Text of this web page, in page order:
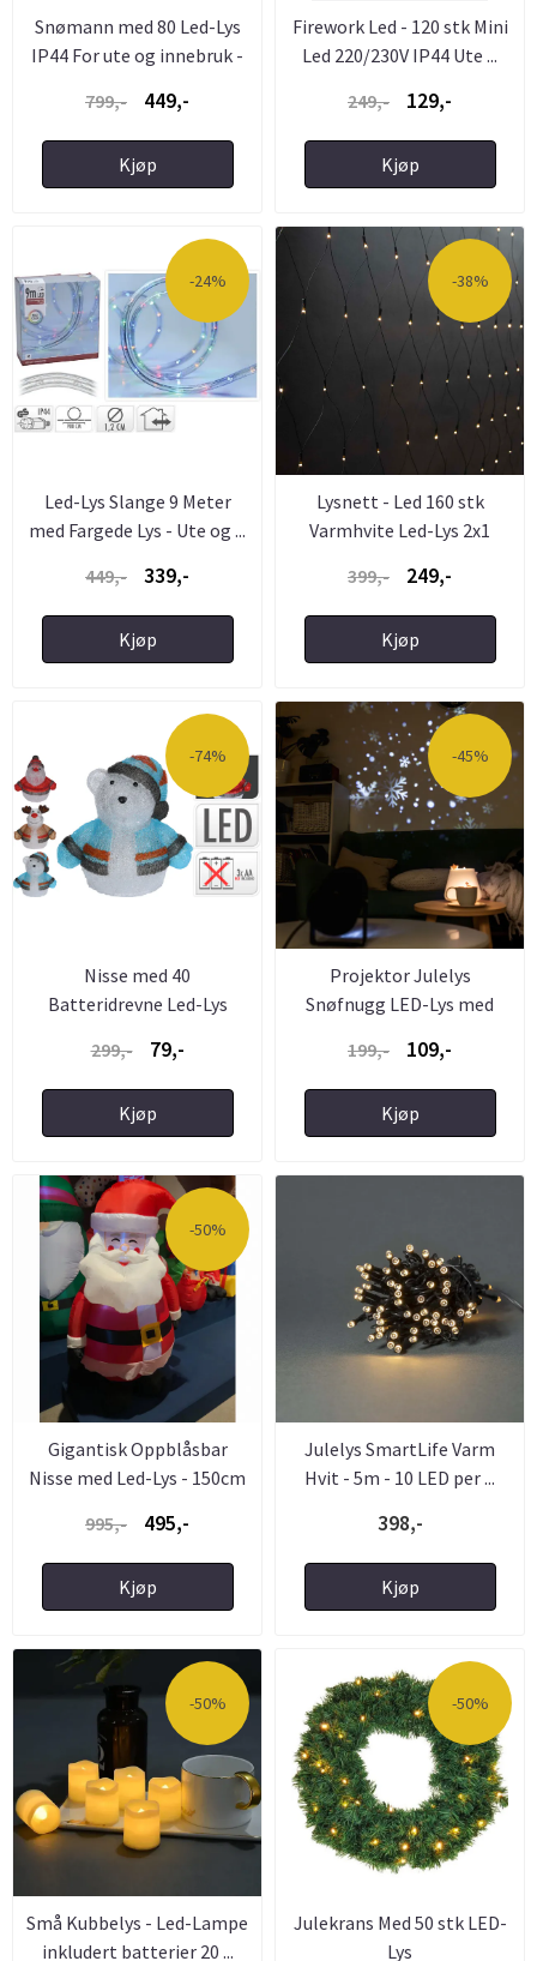
Snømann med 80 Led-Lys
IP44 For ute og innebruk -
799,- 449,-
Kjøp
Firework Led - 120 stk Mini
Led 220/230V IP44 Ute ...
249,-
129,-
Kjøp
-24%
Led-Lys Slange 9 Meter
med Fargede Lys - Ute og ...
449,-
339,-
Kjøp
-38%
Lysnett - Led 160 stk
Varmhvite Led-Lys 2x1
399,- 249,-
Kjøp
-74%
Nisse med 40
Batteridrevne Led-Lys
299,- 79,-
Kjøp
-45%
Projektor Julelys
Snøfnugg LED-Lys med
199,- 109,-
Kjøp
-50%
Gigantisk Oppblåsbar
Nisse med Led-Lys - 150cm
995,- 495,-
Kjøp
Julelys SmartLife Varm
Hvit - 5m - 10 LED per ...
398,-
Kjøp
-50%
Små Kubbelys - Led-Lampe
inkludert batterier 20 ...
-50%
Julekrans Med 50 stk LED-
Lys